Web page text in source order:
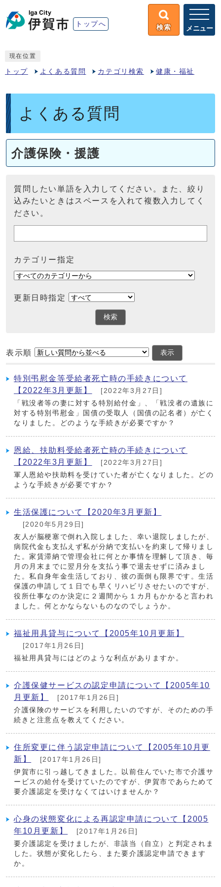
トップへ 検索 メニュー
現在位置
トップ よくある質問 カテゴリ検索 健康・福祉
よくある質問
介護保険・援護
質問したい単語を入力してください。また、絞り
込みたいときはスペースを入れて複数入力してく
ださい。
カテゴリー指定
更新日時指定
検索
表示順 表示
特別弔慰金等受給者死亡時の手続きについて
【2022年3月更新】
[2022年3月27日]
「戦没者等の妻に対する特別給付金」、「戦没者の遺族に
対する特別弔慰金」国債の受取人（国債の記名者）が亡く
なりました。どのような手続きが必要ですか？
恩給、扶助料受給者死亡時の手続きについて
【2022年3月更新】
[2022年3月27日]
軍人恩給や扶助料を受けていた者が亡くなりました。どの
ような手続きが必要ですか？
生活保護について【2020年3月更新】
[2020年5月29日]
友人が脳梗塞で倒れ入院しました、幸い退院しましたが、
病院代金も支払えず私が分納で支払いを約束して帰りまし
た。家賃滞納で管理会社に何とか事情を理解して頂き、毎
月の月末までに翌月分を支払う事で退去せずに済みまし
た。私自身年金生活しており、彼の面倒も限界です。生活
保護の申請して１日でも早くリハビリさせたいのですが、
役所仕事なのか決定に２週間から１カ月もかかると言われ
ました。何とかならないものなのでしょうか。
福祉用具貸与について【2005年10月更新】
[2017年1月26日]
福祉用具貸与にはどのような利点がありますか。
介護保健サービスの認定申請について【2005年10
月更新】
[2017年1月26日]
介護保険のサービスを利用したいのですが、そのための手
続きと注意点を教えてください。
住所変更に伴う認定申請について【2005年10月更
新】
[2017年1月26日]
伊賀市に引っ越してきました。以前住んでいた市で介護サ
ービスの給付を受けていたのですが、伊賀市であらためて
要介護認定を受けなくてはいけませんか？
心身の状態変化による再認定申請について【2005
年10月更新】
[2017年1月26日]
要介護認定を受けましたが、非該当（自立）と判定されま
した。状態が変化したら、また要介護認定申請できます
か。